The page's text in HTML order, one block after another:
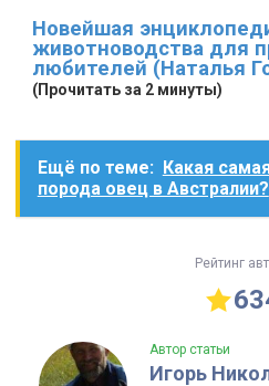
Новейшая
животноводства для
любителей (Наталья
(Прочитать за 2 минуты)
Ещё по теме: Какая
порода овец в Австралии?
Рейтинг
Автор статьи
Игорь